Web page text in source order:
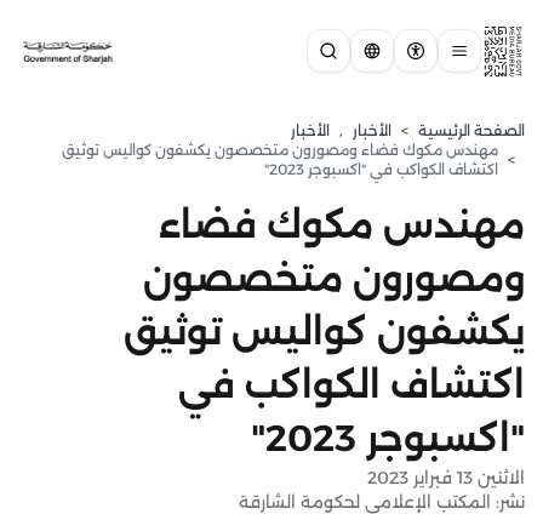
الصفحة الرئيسية > الأخبار , الأخبار
>
مهندس مكوك فضاء ومصورون متخصصون يكشفون كواليس توثيق
اكتشاف الكواكب في "اكسبوجر 2023"
مهندس مكوك فضاء
ومصورون متخصصون
يكشفون كواليس توثيق
اكتشاف الكواكب في
"اكسبوجر 2023"
الاثنين 13 فبراير 2023
نشر: المكتب الإعلامي لحكومة الشارقة